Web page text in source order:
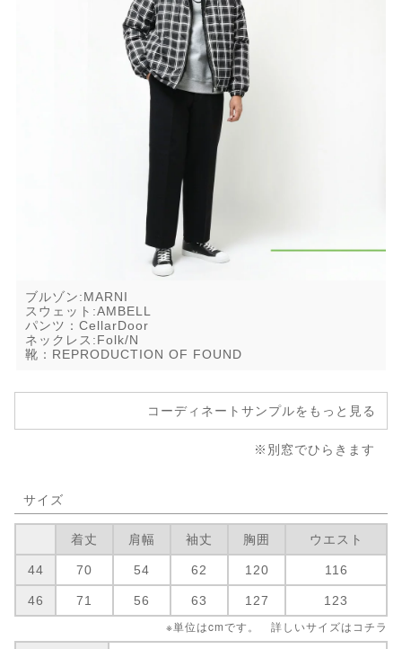
ブルゾン:MARNI
スウェット:AMBELL
パンツ：CellarDoor
ネックレス:Folk/N
靴：REPRODUCTION OF FOUND
コーディネートサンプルをもっと見る
※別窓でひらきます
サイズ
着丈 肩幅 袖丈 胸囲 ウエスト
44 70 54 62 120 116
46 71 56 63 127 123
※単位はcmです。 詳しいサイズは コチラ